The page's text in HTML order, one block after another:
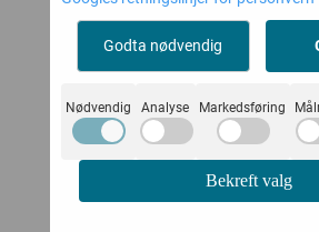
WHEAT
VINTERDRESS ADI
TECH DRY LILAC
1.699,-
934,-
Godta nødvendig
Nødvendig Analyse Markedsføring
Bekreft valg